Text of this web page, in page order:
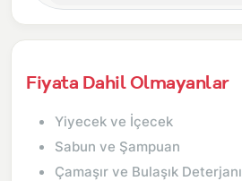
Fiyata Dahil Olmayanlar
Yiyecek ve İçecek
Sabun ve Şampuan
Çamaşır ve Bulaşık Deterjanı